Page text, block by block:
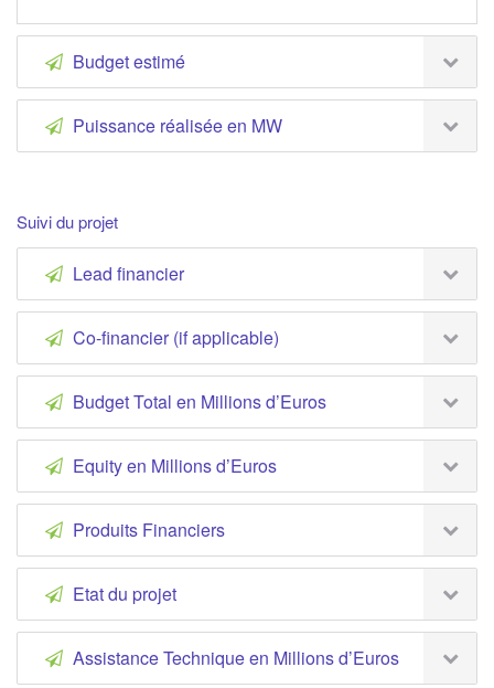
Budget estimé
Puissance réalisée en MW
Suivi du projet
Lead financier
Co-financier (if applicable)
Budget Total en Millions d’Euros
Equity en Millions d’Euros
Produits Financiers
Etat du projet
Assistance Technique en Millions d’Euros